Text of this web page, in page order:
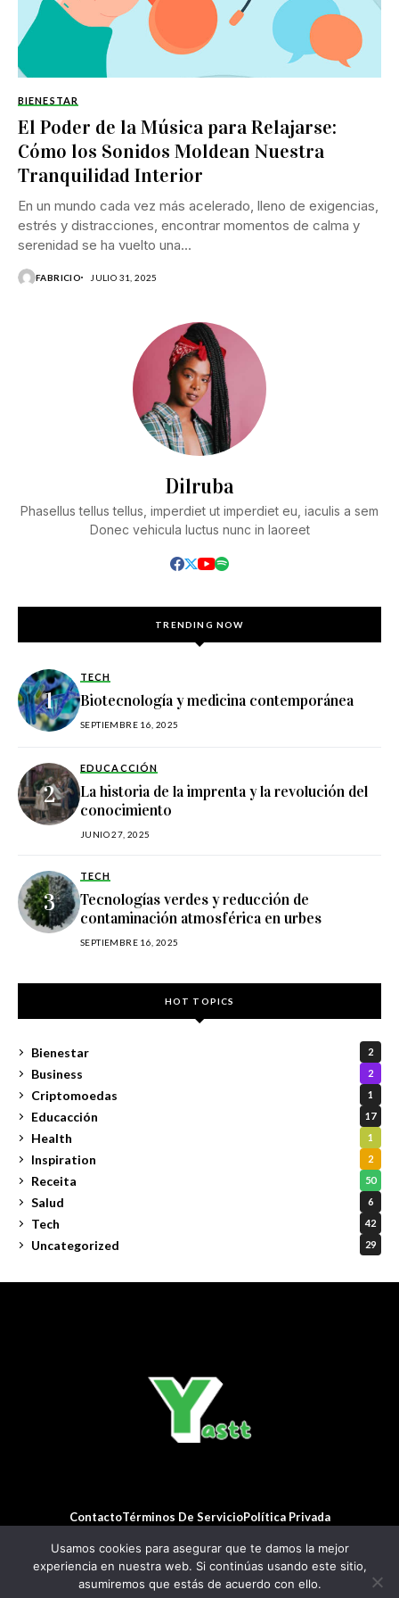
BIENESTAR
El Poder de la Música para Relajarse:
Cómo los Sonidos Moldean Nuestra
Tranquilidad Interior
En un mundo cada vez más acelerado, lleno de exigencias,
estrés y distracciones, encontrar momentos de calma y
serenidad se ha vuelto una...
FABRICIO JULIO 31, 2025
Dilruba
Phasellus tellus tellus, imperdiet ut imperdiet eu, iaculis a sem
Donec vehicula luctus nunc in laoreet
TRENDING NOW
TECH
Biotecnología y medicina contemporánea
SEPTIEMBRE 16, 2025
EDUCACCIÓN
La historia de la imprenta y la revolución del
conocimiento
JUNIO 27, 2025
TECH
Tecnologías verdes y reducción de
contaminación atmosférica en urbes
SEPTIEMBRE 16, 2025
HOT TOPICS
Bienestar 2
Business 2
Criptomoedas 1
Educacción 17
Health 1
Inspiration 2
Receita 50
Salud 6
Tech 42
Uncategorized 29
ContactoTérminos De ServicioPolítica Privada
© Copyright 2022 Jellywp. All rights reserved powered by
Jellywp.com
Usamos cookies para asegurar que te damos la mejor
experiencia en nuestra web. Si continúas usando este sitio,
asumiremos que estás de acuerdo con ello.